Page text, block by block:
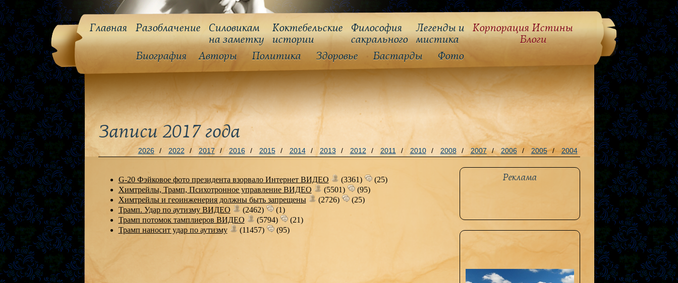
Главная Разоблачение
Силовикам
на заметку
Коктебельские
истории
Философия
cакрального
Легенды и
мистика
Корпорация Истины
Блоги
Биография
Авторы Политика Здоровье Бастарды Фото
Записи 2017 года
2026 / 2022 / 2017 / 2016 / 2015 / 2014 / 2013 / 2012 / 2011 / 2010 / 2008 / 2007 / 2006 / 2005 / 2004
G-20 Фэйковое фото президента взорвало Интернет ВИДЕО (3361)
(25)
Химтрейлы, Трамп, Психотронное управление ВИДЕО
(5501)
(95)
Химтрейлы и геоинженерия должны быть запрещены
(2726)
(25)
Трамп. Удар по аутизму ВИДЕО
(2462)
(1)
Трамп потомок тамплиеров ВИДЕО
(5794)
(21)
Трамп наносит удар по аутизму
(11457) (95)
Реклама